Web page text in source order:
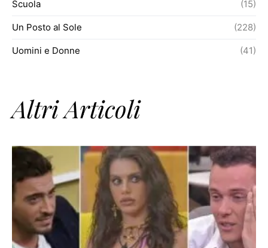
Scuola (15)
Un Posto al Sole (228)
Uomini e Donne (41)
Altri Articoli